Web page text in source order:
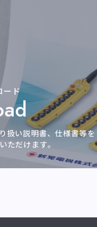
ード
扱い説明書、仕様書等を
ただけます。